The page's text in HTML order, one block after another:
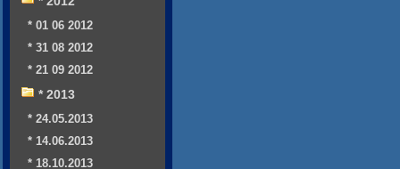
* 01 06 2012
* 31 08 2012
* 21 09 2012
* 2013
* 24.05.2013
* 14.06.2013
* 18.10.2013